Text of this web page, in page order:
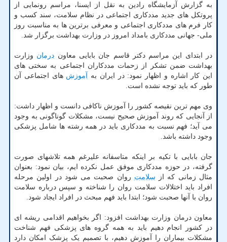
به گزارش آزمایشگاه رادین به نقل از ایسنا، مراسم رونمایی از
پروتکل های جدید مددکاری اجتماعی در نظام سلامت، سند کسب و
کار فرم های مددکاری اجتماعی و معرفی برترین ها به مناسبت روز
ملی- جهانی مددکاری بامداد امروز در وزارت بهداشت برگزار شد.
در ابتدای این مراسم دکتر قاسم جان بابایی معاون درمان وزارت
بهداشت ضمن تشکر از زحمات مددکاران اجتماعی به سختی های
این کار اشاره و اظهار نمود: در ایران به آموزش های اجتماعی آن
طور که باید توجه نشده است.
وی مهم ترین نقیصه کشور را آموزش ناکافی دانست و اظهار داشت:
از آنجایی که روند آموزش صحیح نیست، مشکلات گوناگونی به وجود
می آید؛ فهم نسبت به مددکاری باید در همه رشته ها شامل پزشکی
وجود داشته باشد.
جان بابایی با تکیه بر اینکه متاسفانه علیرغم همه تلاشهای صورت
گرفته، در حوزه مددکاری موفق عمل نکرده ایم، بیان نمود: بعنوان
مثال زمانی که از سلامت روان صحبت می شود در اولین مرحله
افراد باید اختلالات سلامت روان را شناخته و سپس درباره سلامت
روان با آنها صحبت شود؛ ابتدا باید فهم مبحث در افراد ایجاد شود.
معاون درمان وزارت بهداشت افزود: اگر بخواهیم اقدامی ریشه ای
در کشور انجام دهیم باید به همه گروه های پزشکی فهم شناخت
مشکلات بیماران را آموزش دهیم، با تصمیم یک پزشک امکان دارد